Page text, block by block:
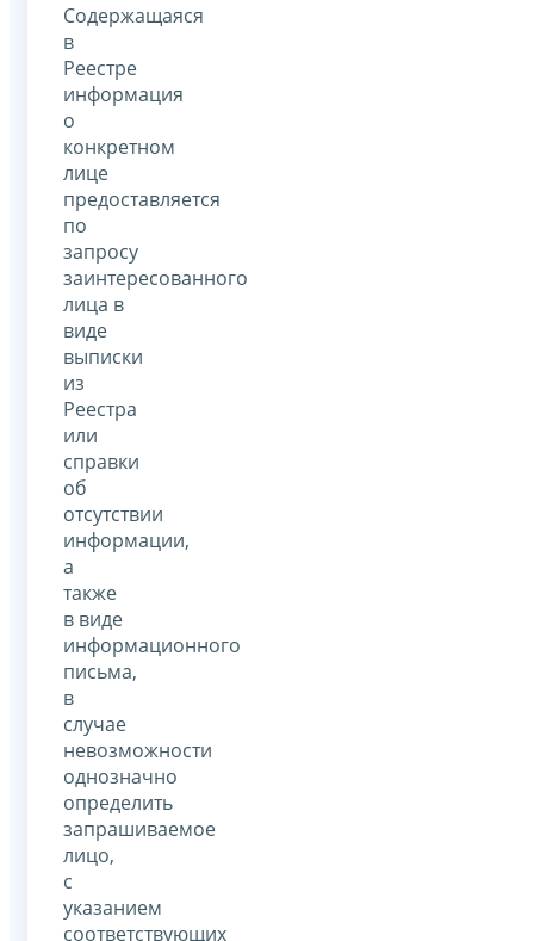
Содержащаяся
в
Реестре
информация
о
конкретном
лице
предоставляется
по
запросу
заинтересованного
лица в
виде
выписки
из
Реестра
или
справки
об
отсутствии
информации,
а
также
в виде
информационного
письма,
в
случае
невозможности
однозначно
определить
запрашиваемое
лицо,
с
указанием
соответствующих